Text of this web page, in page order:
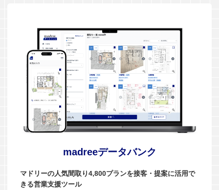
madreeデータバンク
マドリーの人気間取り4,800プランを接客・提案に活用で
きる営業支援ツール